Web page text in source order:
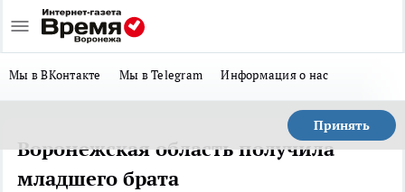
Мы в ВКонтакте Мы в Telegram Информация о нас
Принять
Воронежская область получила
младшего брата